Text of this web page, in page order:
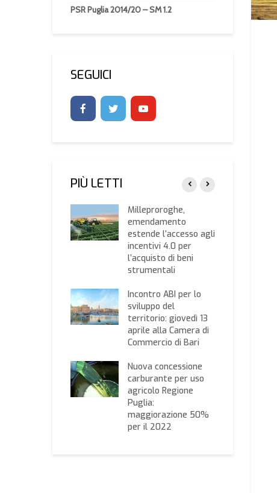
PSR Puglia 2014/20 – SM 1.2
SEGUICI
PIÙ LETTI
Milleproroghe,
emendamento
estende l’accesso agli
incentivi 4.0 per
l’acquisto di beni
strumentali
Incontro ABI per lo
sviluppo del
territorio: giovedì 13
aprile alla Camera di
Commercio di Bari
Nuova concessione
carburante per uso
agricolo Regione
Puglia:
maggiorazione 50%
per il 2022